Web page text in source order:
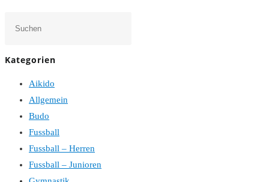
Kategorien
Aikido
Allgemein
Budo
Fussball
Fussball – Herren
Fussball – Junioren